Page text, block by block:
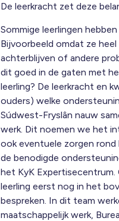
De leerkracht zet deze
Sommige leerlingen
Bijvoorbeeld omdat ze
achterblijven of andere
dit goed in de gaten met
leerling? De leerkracht en
ouders) welke
Súdwest-Fryslân nauw
werk. Dit noemen we het
ook eventuele zorgen rond
de benodigde
het KyK
leerling eerst nog in het
bespreken. In dit team
maatschappelijk werk,